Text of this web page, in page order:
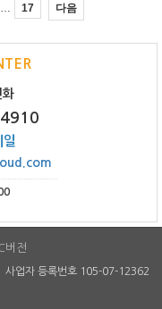
17 다음
화
일
버전
업자 등록번호 105-07-12362